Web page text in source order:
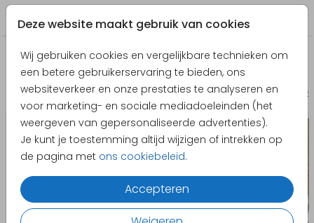
Deze website maakt gebruik van cookies
Wij gebruiken cookies en vergelijkbare technieken om
een betere gebruikerservaring te bieden, ons
websiteverkeer en onze prestaties te analyseren en
voor marketing- en sociale mediadoeleinden (het
weergeven van gepersonaliseerde advertenties).
Je kunt je toestemming altijd wijzigen of intrekken op
de pagina met ons cookiebeleid.
Accepteren
Producten die hierop lijken
Geboortekaartje Save